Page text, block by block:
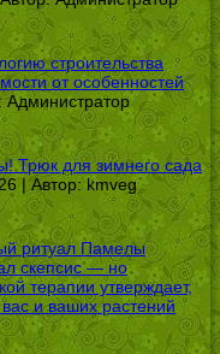
строительства
от особенностей
Администратор
Трюк для зимнего сада
| Автор: kmveg
ритуал Памелы
скепсис — но
терапии утверждает,
вас и ваших растений